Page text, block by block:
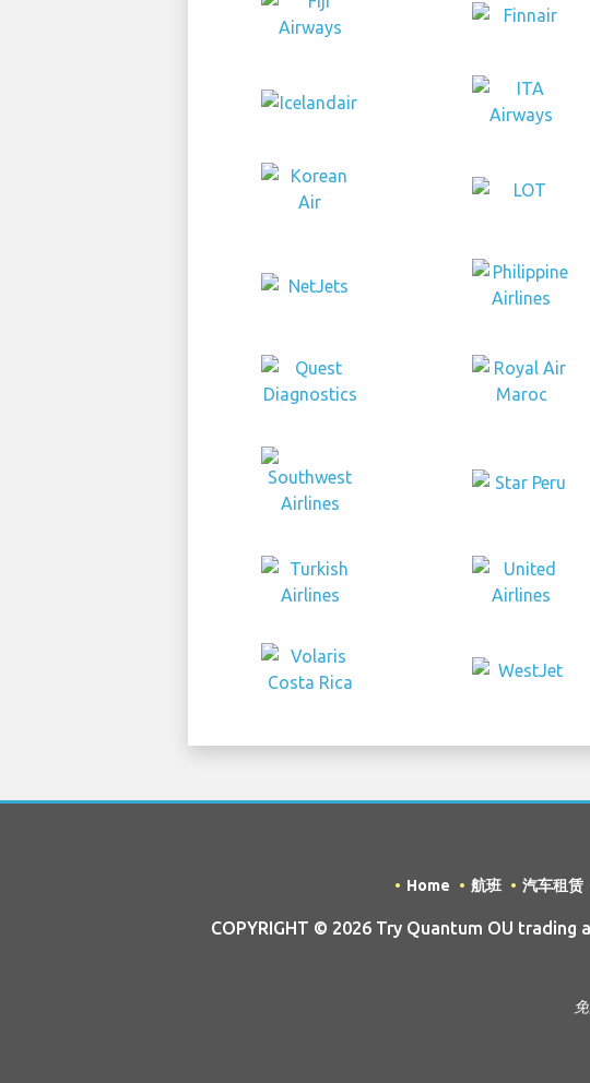
Home 航班 汽车租赁
COPYRIGHT © 2026 Try Quantum OU